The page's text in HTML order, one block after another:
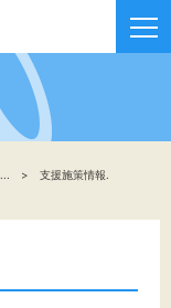
支援施策情報.